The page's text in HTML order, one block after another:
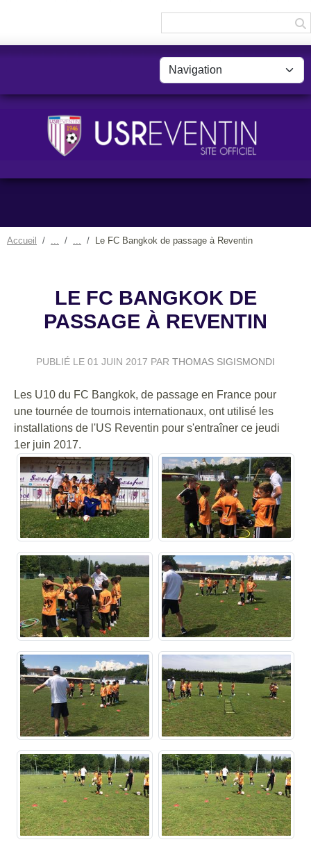
Accueil Le FC Bangkok de passage à Reventin
LE FC BANGKOK DE
PASSAGE À REVENTIN
PUBLIÉ LE 01 JUIN 2017 PAR THOMAS SIGISMONDI
Les U10 du FC Bangkok, de passage en France pour
une tournée de tournois internationaux, ont utilisé les
installations de l'US Reventin pour s'entraîner ce jeudi
1er juin 2017.